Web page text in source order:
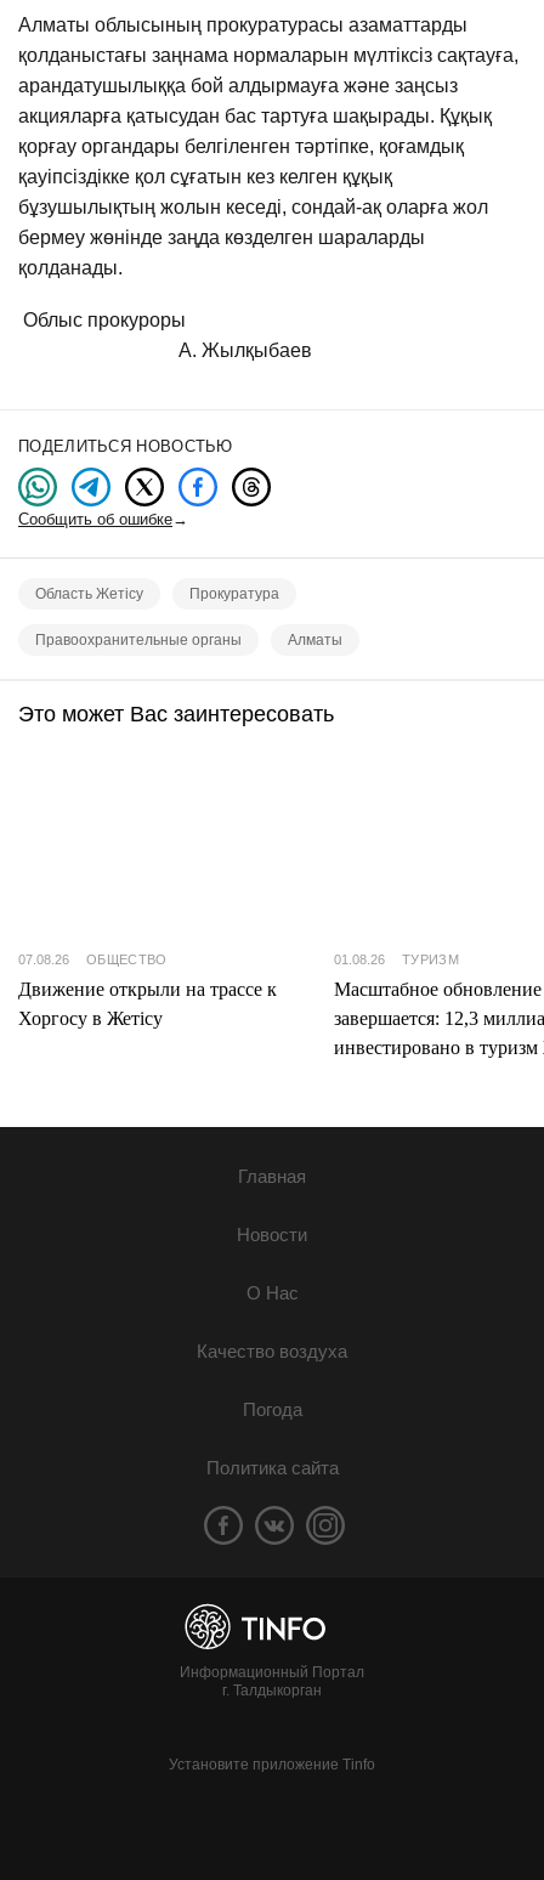
Алматы облысының прокуратурасы азаматтарды
қолданыстағы заңнама нормаларын мүлтіксіз сақтауға,
арандатушылыққа бой алдырмауға және заңсыз
акцияларға қатысудан бас тартуға шақырады. Құқық
қорғау органдары белгіленген тәртіпке, қоғамдық
қауіпсіздікке қол сұғатын кез келген құқық
бұзушылықтың жолын кеседі, сондай-ақ оларға жол
бермеу жөнінде заңда көзделген шараларды
қолданады.
Облыc прокуроры
А. Жылқыбаев
ПОДЕЛИТЬСЯ НОВОСТЬЮ
Сообщить об ошибке→
Область Жетісу Прокуратура
Правоохранительные органы Алматы
Это может Вас заинтересовать
07.08.26 ОБЩЕСТВО
Движение открыли на трассе к
Хоргосу в Жетісу
01.08.26 ТУРИЗМ
Масштабное
завершается: 12,3
инвестировано в туризм
Главная
Новости
О Нас
Качество воздуха
Погода
Политика сайта
Информационный Портал
г. Талдыкорган
Установите приложение Tinfo